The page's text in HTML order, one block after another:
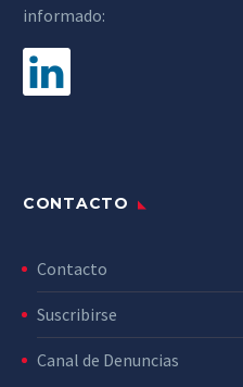
informado:
CONTACTO
Contacto
Suscribirse
Canal de Denuncias